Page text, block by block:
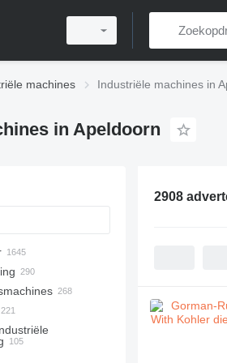
machines Industriële machines in
in Apeldoorn
oppervlak
uitrusting
2908